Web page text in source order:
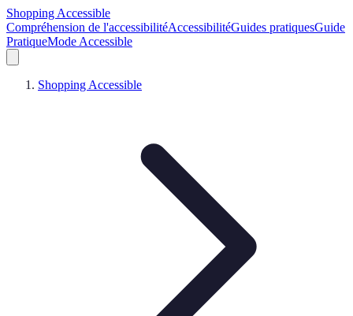
Shopping Accessible
Compréhension de l'accessibilitéAccessibilitéGuides pratiquesGuide
PratiqueMode Accessible
Shopping Accessible